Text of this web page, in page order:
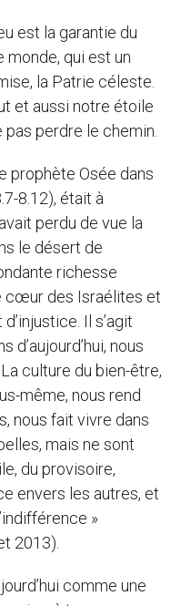
est la garantie du
qui est un
la Patrie céleste.
et aussi notre étoile
perdre le chemin.
prophète Osée dans
8.12), était à
perdu de vue la
le désert de
richesse
cœur des Israélites et
Il s’agit
d’aujourd’hui, nous
culture du bien-être,
même, nous rend
nous fait vivre dans
mais ne sont
du provisoire,
envers les autres, et
»
2013).
comme une